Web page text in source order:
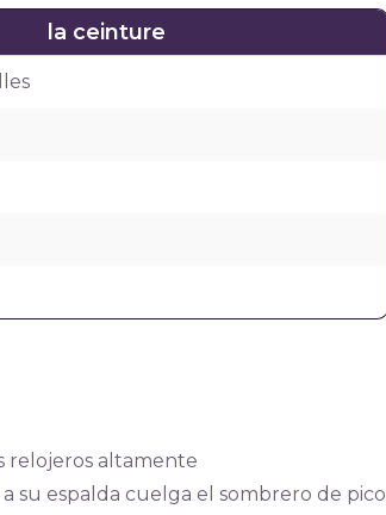
la ceinture
relojeros altamente
a su espalda cuelga el sombrero de pico